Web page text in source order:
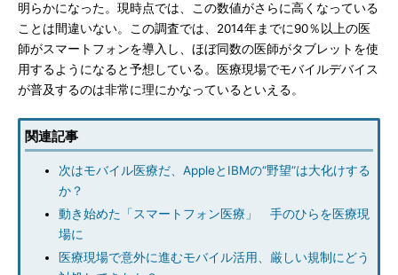
明らかになった。現時点では、この数値がさらに高くなっている
ことは間違いない。この調査では、2014年までに90％以上の医
師がスマートフォンを導入し、ほぼ同数の医師がタブレットを使
用するようになると予想している。医療現場でモバイルデバイス
が普及するのは非常に理にかなっているといえる。
関連記事
次はモバイル医療だ、AppleとIBMの“野望”は大化けする
か？
動き始めた「スマートフォン医療」 手のひらを医療現
場に
医療現場で意外に進むモバイル活用、厳しい規制にどう